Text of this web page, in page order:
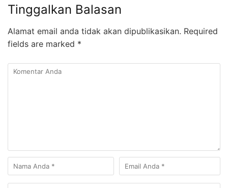
Tinggalkan Balasan
Alamat email anda tidak akan dipublikasikan. Required
fields are marked *